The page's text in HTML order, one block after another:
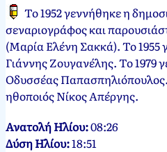
Το 1952 γεννήθηκε η
σεναριογράφος και
(Μαρία Ελένη Σακκά). Το 1955
Γιάννης Ζουγανέλης. Το 1979
Οδυσσέας
ηθοποιός Νίκος Απέργης.
Ανατολή Ηλίου:08:26
Δύση Ηλίου:18:51